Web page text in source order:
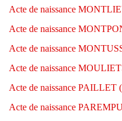
Acte de naissance
Acte de naissance
Acte de naissance
Acte de naissance
Acte de naissance PAILLET
Acte de naissance